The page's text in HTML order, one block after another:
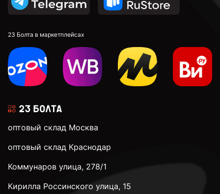
23 Болта в маркетплейсах
оптовый склад Москва
оптовый склад Краснодар
Коммунаров улица, 278/1
Кирилла Россинского улица, 15